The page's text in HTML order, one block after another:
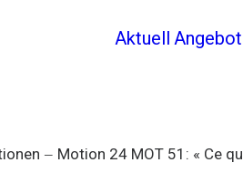
Aktuell Angebot
Motion 24 MOT 51: « Ce